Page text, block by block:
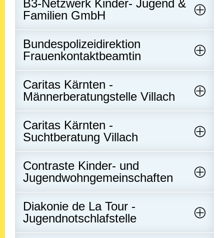
B3-Netzwerk Kinder- Jugend &
Familien GmbH
Bundespolizeidirektion
Frauenkontaktbeamtin
Caritas Kärnten -
Männerberatungstelle Villach
Caritas Kärnten -
Suchtberatung Villach
Contraste Kinder- und
Jugendwohngemeinschaften
Diakonie de La Tour -
Jugendnotschlafstelle